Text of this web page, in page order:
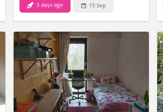
3 days ago 15 Sep
Bonjour. ATTENTION LE KOT N’est
plus disponible pour l’ANNÉE 26-27. LE
KOT EST LOUÉ! Le loyer est de 500
euros tout compris (location de
mobiliers, taxes, charges) . Il est
équipé de meubles (bureau réglable en